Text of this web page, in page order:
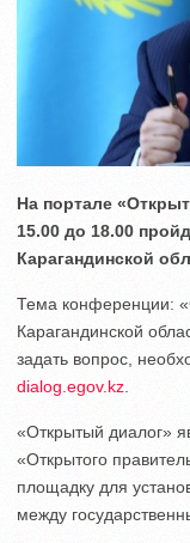
На портале
15.00 до 18.00
Карагандинской
Тема конференции:
Карагандинской
задать вопрос,
dialog.egov.kz
«Открытый диалог»
«Открытого
площадку для
между